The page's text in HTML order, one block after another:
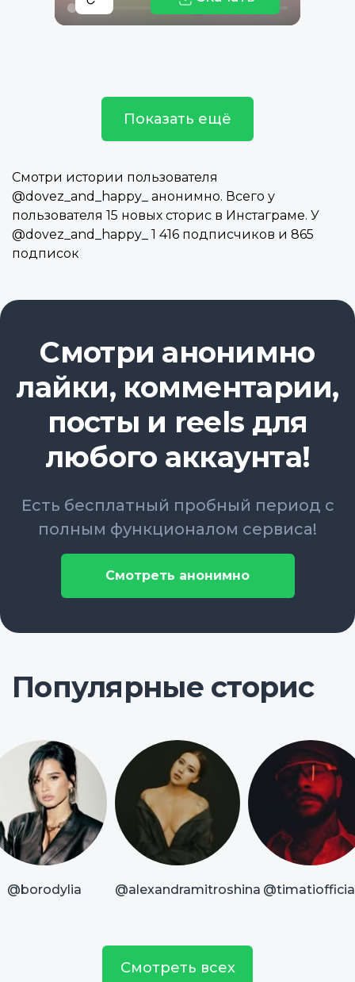
Показать ещё
Смотри истории пользователя
@dovez_and_happy_ анонимно. Всего у
пользователя 15 новых сторис в Инстаграме. У
@dovez_and_happy_ 1 416 подписчиков и 865
подписок
Смотри анонимно
лайки, комментарии,
посты и reels для
любого аккаунта!
Есть бесплатный пробный период с
полным функционалом сервиса!
Смотреть анонимно
Популярные сторис
@borodylia @alexandramitroshina
Смотреть всех